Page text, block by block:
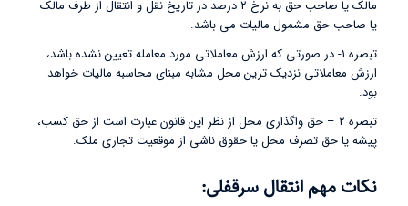
مالک یا صاحب حق به نرخ ۲ درصد در تاریخ نقل و انتقال از طرف مالک
یا صاحب حق مشمول مالیات می باشد.
تبصره ۱- در صورتی که ارزش معاملاتی مورد معامله تعیین نشده باشد،
ارزش معاملاتی نزدیک ترین محل مشابه مبنای محاسبه مالیات خواهد
بود.
تبصره ۲ – حق واگذاری محل از نظر این قانون عبارت است از حق کسب،
پیشه یا حق تصرف محل یا حقوق ناشی از موقعیت تجاری ملک.
نکات مهم انتقال سرقفلی: